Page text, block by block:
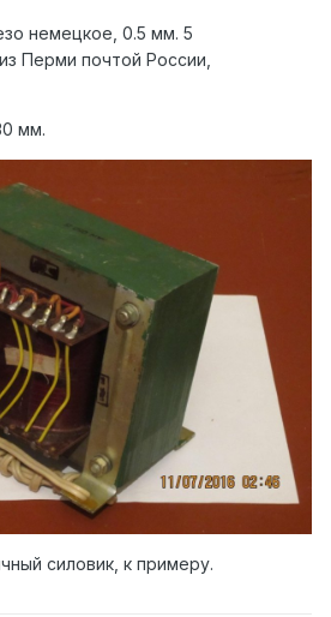
немецкое, 0.5 мм. 5
Перми почтой России,
мм.
силовик, к примеру.